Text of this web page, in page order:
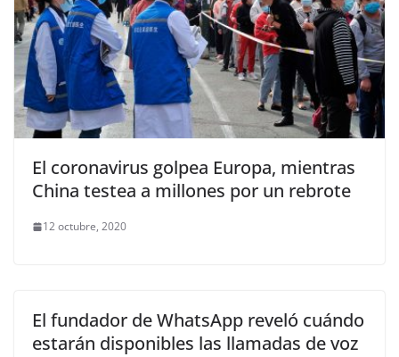
El coronavirus golpea Europa, mientras
China testea a millones por un rebrote
12 octubre, 2020
El fundador de WhatsApp reveló cuándo
estarán disponibles las llamadas de voz